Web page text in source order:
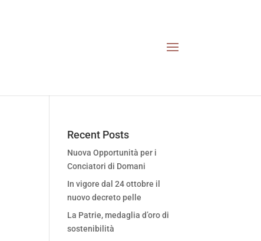
Recent Posts
Nuova Opportunità per i
Conciatori di Domani
In vigore dal 24 ottobre il
nuovo decreto pelle
La Patrie, medaglia d’oro di
sostenibilità